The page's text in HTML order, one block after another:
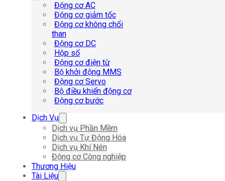
Động cơ AC
Động cơ giảm tốc
Động cơ không chổi
than
Động cơ DC
Hộp số
Động cơ điện từ
Bộ khởi động MMS
Động cơ Servo
Bộ điều khiển động cơ
Động cơ bước
Dịch Vụ
Dịch vụ Phần Mềm
Dịch vụ Tự Động Hóa
Dịch vụ Khí Nén
Động cơ Công nghiệp
Thương Hiệu
Tài Liệu